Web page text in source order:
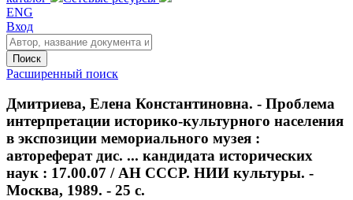
ENG
Вход
Поиск
Расширенный поиск
Дмитриева, Елена Константиновна. - Проблема
интерпретации историко-культурного населения
в экспозиции мемориального музея :
автореферат дис. ... кандидата исторических
наук : 17.00.07 / АН СССР. НИИ культуры. -
Москва, 1989. - 25 с.